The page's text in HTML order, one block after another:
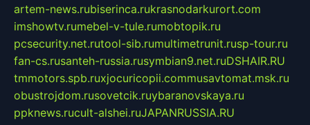
artem-news.rubiserinca.rukrasnodarkurort.com
imshowtv.rumebel-v-tule.rumobtopik.ru
pcsecurity.net.rutool-sib.rumultimetrunit.rusp-tour.ru
fan-cs.rusanteh-russia.rusymbian9.net.ruDSHAIR.RU
tmmotors.spb.ruxjocuricopii.commusavtomat.msk.ru
obustrojdom.rusovetcik.ruybaranovskaya.ru
ppknews.rucult-alshei.ruJAPANRUSSIA.RU